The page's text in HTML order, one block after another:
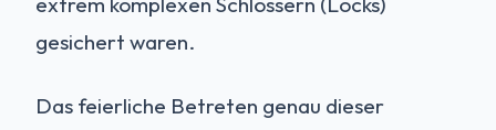
gesichert waren.
Das feierliche Betreten genau dieser